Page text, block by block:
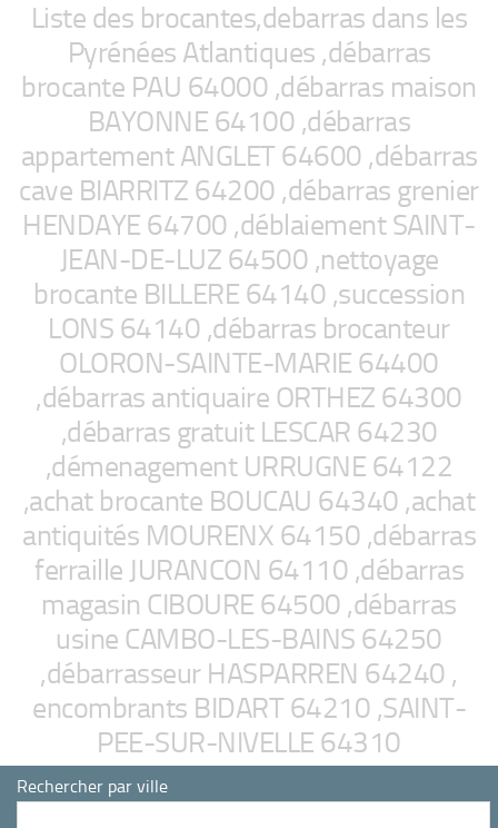
Liste des brocantes,debarras dans les
Pyrénées Atlantiques ,débarras
brocante PAU 64000 ,débarras maison
BAYONNE 64100 ,débarras
appartement ANGLET 64600 ,débarras
cave BIARRITZ 64200 ,débarras grenier
HENDAYE 64700 ,déblaiement SAINT-
JEAN-DE-LUZ 64500 ,nettoyage
brocante BILLERE 64140 ,succession
LONS 64140 ,débarras brocanteur
OLORON-SAINTE-MARIE 64400
,débarras antiquaire ORTHEZ 64300
,débarras gratuit LESCAR 64230
,démenagement URRUGNE 64122
,achat brocante BOUCAU 64340 ,achat
antiquités MOURENX 64150 ,débarras
ferraille JURANCON 64110 ,débarras
magasin CIBOURE 64500 ,débarras
usine CAMBO-LES-BAINS 64250
,débarrasseur HASPARREN 64240 ,
encombrants BIDART 64210 ,SAINT-
PEE-SUR-NIVELLE 64310
Rechercher par ville